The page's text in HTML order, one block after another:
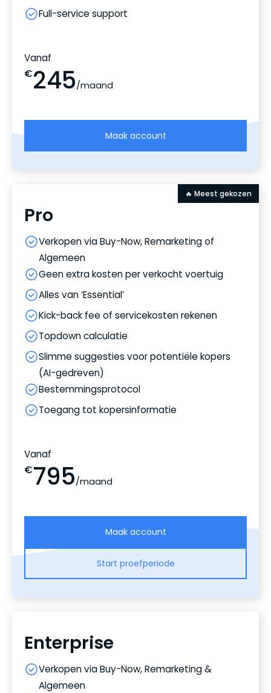
Full-service support
Vanaf
€245/maand
Maak account
🔥 Meest gekozen
Pro
Verkopen via Buy-Now, Remarketing of
Algemeen
Geen extra kosten per verkocht voertuig
Alles van ‘Essential’
Kick-back fee of servicekosten rekenen
Topdown calculatie
Slimme suggesties voor potentiële kopers
(AI-gedreven)
Bestemmingsprotocol
Toegang tot kopersinformatie
Vanaf
€795/maand
Maak account
Start proefperiode
Enterprise
Verkopen via Buy-Now, Remarketing &
Algemeen